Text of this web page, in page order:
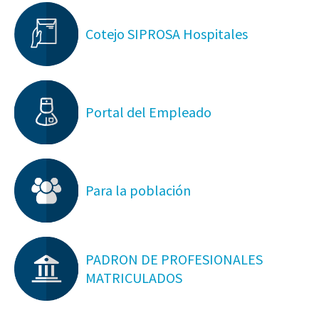
Cotejo SIPROSA Hospitales
Portal del Empleado
Para la población
PADRON DE PROFESIONALES
MATRICULADOS